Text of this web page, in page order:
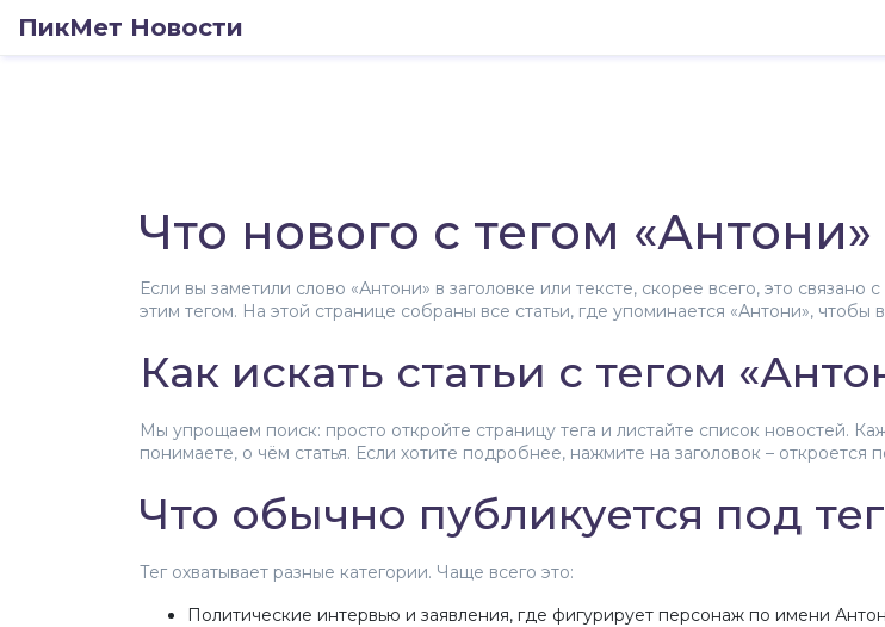
ПикМет Новости
Что нового с тегом
Если вы заметили слово «Антони» в заголовке или тексте, скорее всего, это
этим тегом. На этой странице собраны все статьи, где упоминается «Антони»,
Как искать статьи с тегом
Мы упрощаем поиск: просто откройте страницу тега и листайте список новостей.
понимаете, о чём статья. Если хотите подробнее, нажмите на заголовок – откроется
Что обычно публикуется под
Тег охватывает разные категории. Чаще всего это:
Политические интервью и заявления, где фигурирует персонаж по имени